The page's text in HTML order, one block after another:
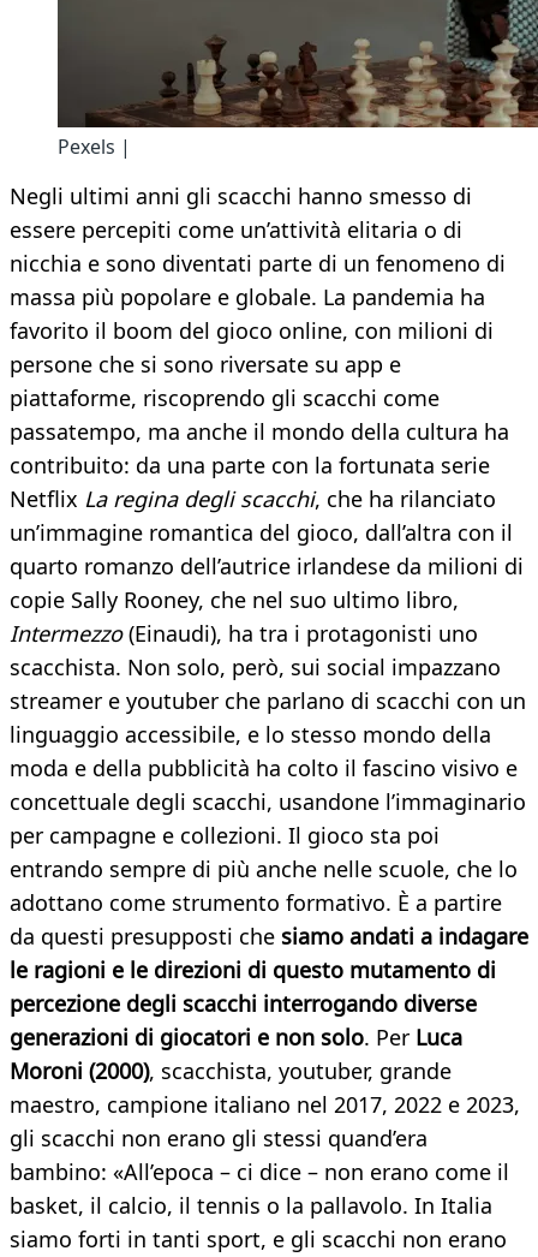
Pexels |
Negli ultimi anni gli scacchi hanno smesso di
essere percepiti come un’attività elitaria o di
nicchia e sono diventati parte di un fenomeno di
massa più popolare e globale. La pandemia ha
favorito il boom del gioco online, con milioni di
persone che si sono riversate su app e
piattaforme, riscoprendo gli scacchi come
passatempo, ma anche il mondo della cultura ha
contribuito: da una parte con la fortunata serie
Netflix La regina degli scacchi, che ha rilanciato
un’immagine romantica del gioco, dall’altra con il
quarto romanzo dell’autrice irlandese da milioni di
copie Sally Rooney, che nel suo ultimo libro,
Intermezzo(Einaudi), ha tra i protagonisti uno
scacchista. Non solo, però, sui social impazzano
streamer e youtuber che parlano di scacchi con un
linguaggio accessibile, e lo stesso mondo della
moda e della pubblicità ha colto il fascino visivo e
concettuale degli scacchi, usandone l’immaginario
per campagne e collezioni. Il gioco sta poi
entrando sempre di più anche nelle scuole, che lo
adottano come strumento formativo. È a partire
da questi presupposti che siamo andati a indagare
le ragioni e le direzioni di questo mutamento di
percezione degli scacchi interrogando diverse
generazioni di giocatori e non solo. Per Luca
Moroni (2000), scacchista, youtuber, grande
maestro, campione italiano nel 2017, 2022 e 2023,
gli scacchi non erano gli stessi quand’era
bambino: «All’epoca – ci dice – non erano come il
basket, il calcio, il tennis o la pallavolo. In Italia
siamo forti in tanti sport, e gli scacchi non erano